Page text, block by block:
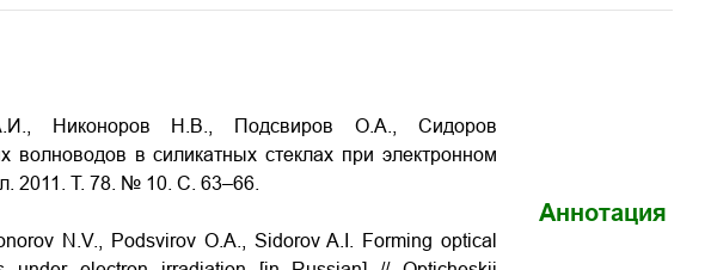
Никоноров Н.В., Подсвиров О.А., Сидоров
волноводов в силикатных стеклах при электронном
2011. Т. 78. № 10. С. 63–66.
N.V., Podsvirov O.A., Sidorov A.I. Forming optical
Аннотация